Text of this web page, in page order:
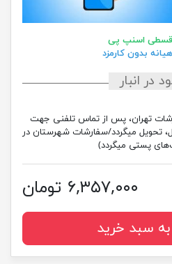
قسطی اسنپ پی
در انبار
(سفارشات تهران، پس از تماس تلفنی جهت
تحویل میگردد/سفارشات شهرستان در
پستی میگردد)
۶,۳۵۷,۰۰۰ تومان
سبد خرید